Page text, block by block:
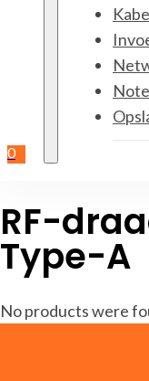
0
RF-
Type-A
No products were